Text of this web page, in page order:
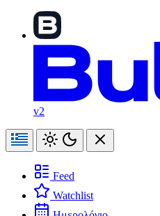
v2
Feed
Watchlist